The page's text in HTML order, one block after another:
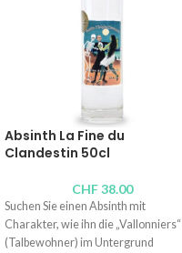
Absinth La Fine du
Clandestin 50cl
CHF38.00
Suchen Sie einen Absinth mit
Charakter, wie ihn die „Vallonniers“
(Talbewohner) im Untergrund